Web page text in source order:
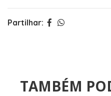
Partilhar:
TAMBÉM